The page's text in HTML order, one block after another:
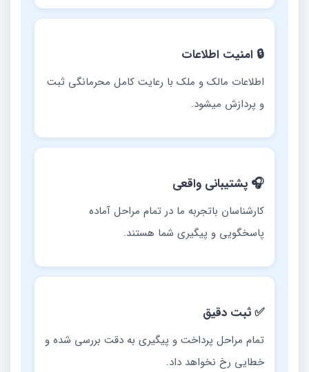
🔒 امنیت اطلاعات
اطلاعات مالک و ملک با رعایت کامل محرمانگی ثبت
و پردازش میشود.
🎧 پشتیبانی واقعی
کارشناسان باتجربه ما در تمام مراحل آماده
پاسخگویی و پیگیری شما هستند.
✅ ثبت دقیق
تمام مراحل پرداخت و پیگیری به دقت بررسی شده و
خطایی رخ نخواهد داد.